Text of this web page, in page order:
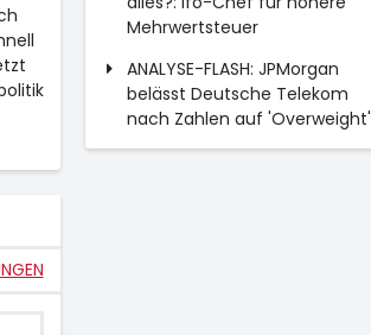
Mehrwertsteuer
ANALYSE-FLASH: JPMorgan
belässt Deutsche Telekom
nach Zahlen auf 'Overweight'